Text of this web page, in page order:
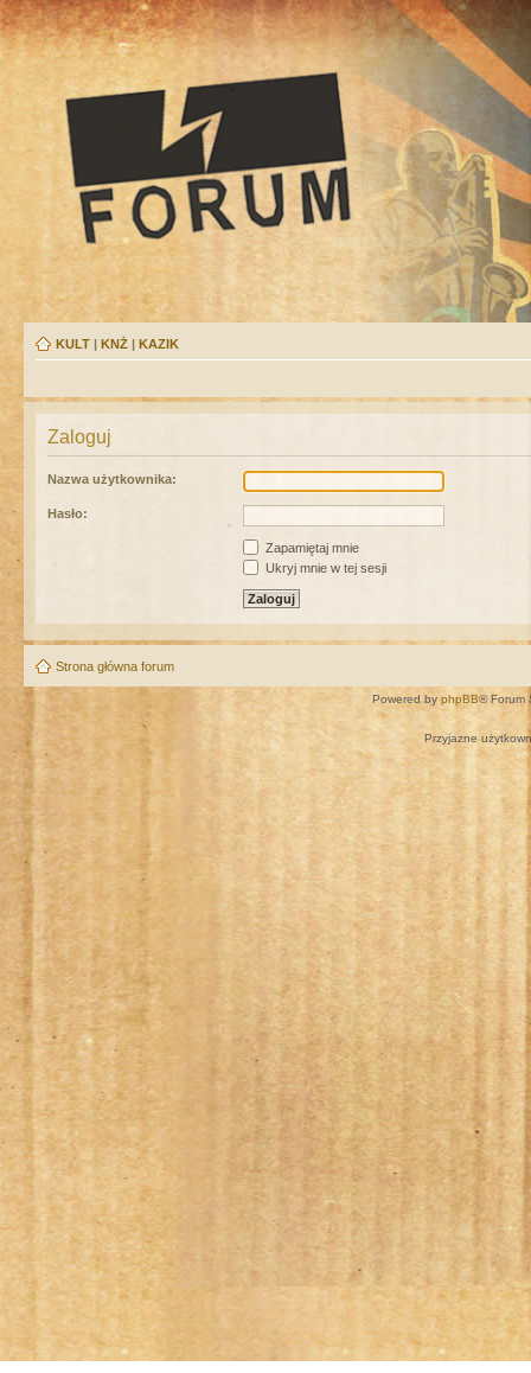
KULT | KNŻ | KAZIK
Zaloguj
Nazwa użytkownika:
Hasło:
Zapamiętaj mnie
Ukryj mnie w tej sesji
Strona główna forum
Powered by phpBB® Forum
Przyjazne